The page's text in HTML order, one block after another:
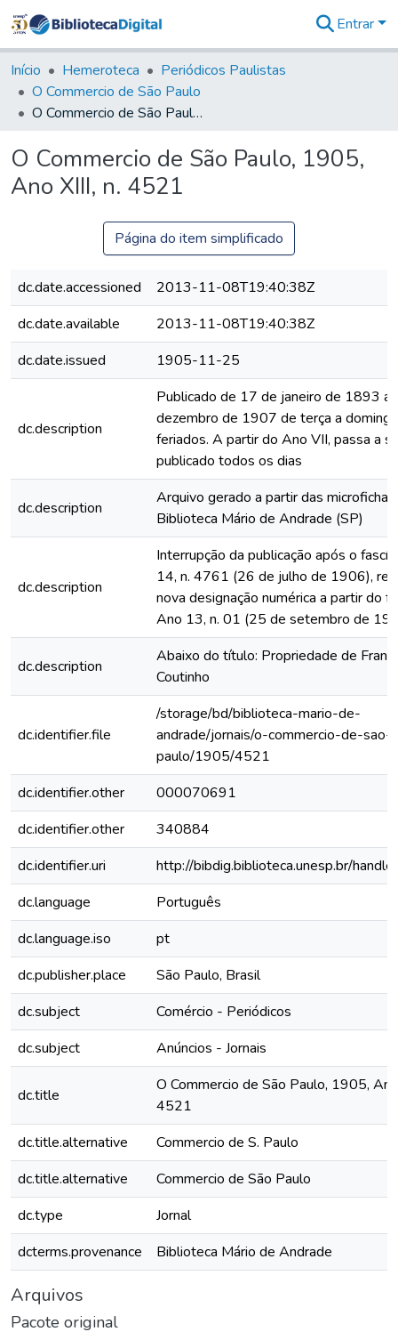
&
Coleções
Tudo na
Biblioteca
Estatísticas
Entrar
Início Hemeroteca
Periódicos Paulistas
O Commercio de São Paulo
O Commercio de São Paulo, 1905, Ano XIII, n. 4521
O Commercio de São Paulo, 1905,
Ano XIII, n. 4521
Página do item simplificado
dc.date.accessioned
2013-11-08T19:40:38Z
dc.date.available
2013-11-08T19:40:38Z
dc.date.issued
1905-11-25
dc.description
Publicado de 17 de janeiro de 1893 a
dezembro de 1907 de terça a
feriados. A partir do Ano VII, passa a
publicado todos os dias
dc.description
Arquivo gerado a partir das
Biblioteca Mário de Andrade (SP)
dc.description
Interrupção da publicação após o
14, n. 4761 (26 de julho de 1906),
nova designação numérica a partir do
Ano 13, n. 01 (25 de setembro de
dc.description
Abaixo do título: Propriedade de
Coutinho
dc.identifier.file
/storage/bd/biblioteca-mario-de-
andrade/jornais/o-commercio-de-sao-
paulo/1905/4521
dc.identifier.other
000070691
dc.identifier.other
340884
dc.identifier.uri
http://bibdig.biblioteca.unesp.br/
dc.language
Português
dc.language.iso
pt
dc.publisher.place
São Paulo, Brasil
dc.subject
Comércio - Periódicos
dc.subject
Anúncios - Jornais
dc.title
O Commercio de São Paulo, 1905,
4521
dc.title.alternative
Commercio de S. Paulo
dc.title.alternative
Commercio de São Paulo
dc.type
Jornal
dcterms.provenance
Biblioteca Mário de Andrade
Arquivos
Pacote original